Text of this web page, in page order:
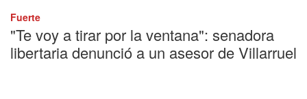
Fuerte
"Te voy a tirar por la ventana": senadora
libertaria denunció a un asesor de Villarruel